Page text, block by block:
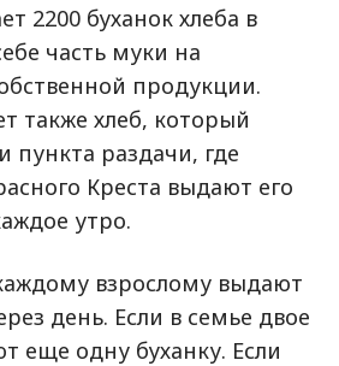
2200 буханок хлеба в
часть муки на
продукции.
также хлеб, который
пункта раздачи, где
Креста выдают его
утро.
взрослому выдают
день. Если в семье двое
еще одну буханку. Если